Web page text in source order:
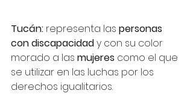
Tucán: representa las personas
con discapacidad y con su color
morado a las mujeres como el que
se utilizar en las luchas por los
derechos igualitarios.